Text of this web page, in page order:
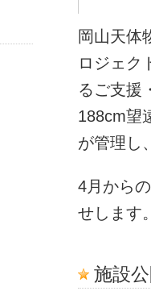
岡山天体
ロジェク
るご支援
188cm望
が管理し
4月から
せします
施設